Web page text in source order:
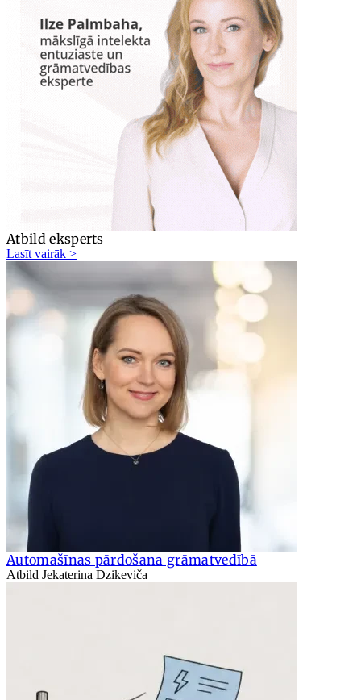
Atbild eksperts
Lasīt vairāk >
Automašīnas pārdošana grāmatvedībā
Atbild Jekaterina Dzikeviča